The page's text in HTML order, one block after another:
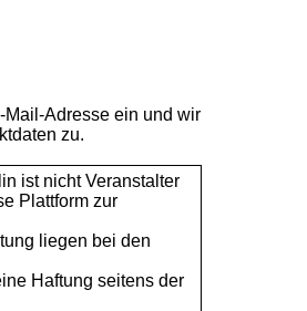
Adresse ein und wir
zu.
ist nicht Veranstalter
Plattform zur
liegen bei den
Haftung seitens der